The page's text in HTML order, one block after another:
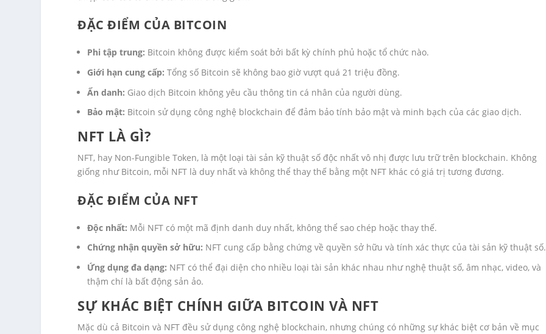
ĐẶC ĐIỂM CỦA BITCOIN
Phi tập trung: Bitcoin không được kiểm soát bởi bất kỳ chính phủ hoặc tổ chức nào.
Giới hạn cung cấp: Tổng số Bitcoin sẽ không bao giờ vượt quá 21 triệu đồng.
Ẩn danh: Giao dịch Bitcoin không yêu cầu thông tin cá nhân của người dùng.
Bảo mật: Bitcoin sử dụng công nghệ blockchain để đảm bảo tính bảo mật và minh bạch của các giao dịch.
NFT LÀ GÌ?
NFT, hay Non-Fungible Token, là một loại tài sản kỹ thuật số độc nhất vô nhị được lưu trữ trên blockchain. Không
giống như Bitcoin, mỗi NFT là duy nhất và không thể thay thế bằng một NFT khác có giá trị tương đương.
ĐẶC ĐIỂM CỦA NFT
Độc nhất: Mỗi NFT có một mã định danh duy nhất, không thể sao chép hoặc thay thế.
Chứng nhận quyền sở hữu: NFT cung cấp bằng chứng về quyền sở hữu và tính xác thực của tài sản kỹ thuật số.
Ứng dụng đa dạng: NFT có thể đại diện cho nhiều loại tài sản khác nhau như nghệ thuật số, âm nhạc, video, và
thậm chí là bất động sản ảo.
SỰ KHÁC BIỆT CHÍNH GIỮA BITCOIN VÀ NFT
Mặc dù cả Bitcoin và NFT đều sử dụng công nghệ blockchain, nhưng chúng có những sự khác biệt cơ bản về mục